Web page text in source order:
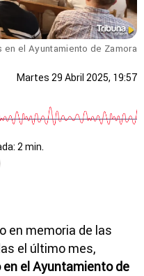
el Ayuntamiento de Zamora
Martes 29 Abril 2025, 19:57
2 min.
en memoria de las
el último mes,
en el Ayuntamiento de